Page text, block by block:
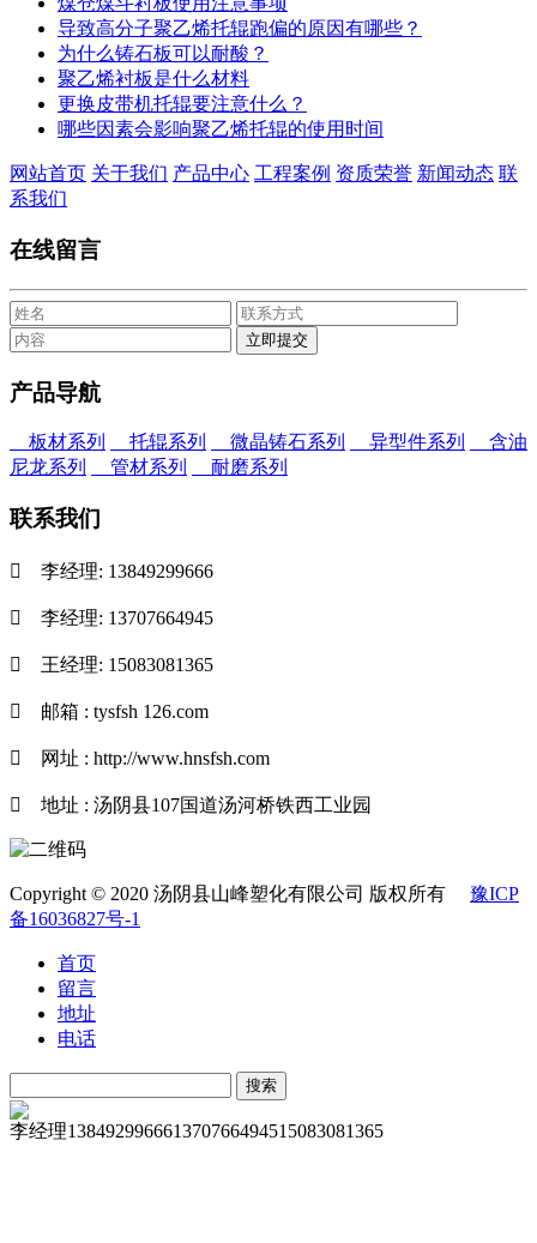
导致高分子聚乙烯托辊跑偏的原因有哪些？
为什么铸石板可以耐酸？
聚乙烯衬板是什么材料
更换皮带机托辊要注意什么？
哪些因素会影响聚乙烯托辊的使用时间
网站首页 关于我们 产品中心 工程案例 资质荣誉 新闻动态 联
系我们
在线留言
产品导航
板材系列 托辊系列 微晶铸石系列 异型件系列
含油
尼龙系列
管材系列 耐磨系列
联系我们
 李经理: 13849299666
 李经理: 13707664945
 王经理: 15083081365
 邮箱 : tysfsh 126.com
 网址 : http://www.hnsfsh.com
 地址 : 汤阴县107国道汤河桥铁西工业园
Copyright © 2020 汤阴县山峰塑化有限公司 版权所有 豫ICP
备16036827号-1
首页
留言
地址
电话
李经理138492996661370766494515083081365